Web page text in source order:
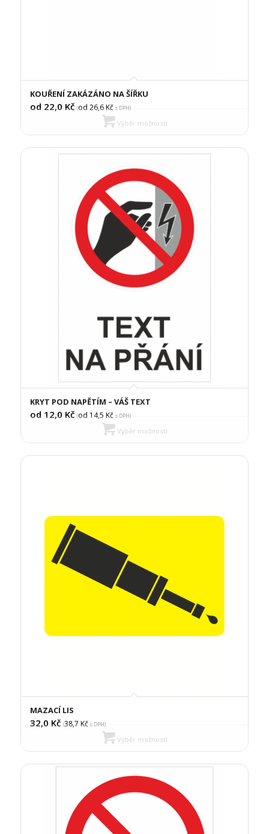
KOUŘENÍ ZAKÁZÁNO NA ŠÍŘKU
od 22,0 Kč (od 26,6Kčs DPH)
Výběr možností
KRYT POD NAPĚTÍM – VÁŠ TEXT
od 12,0 Kč (od 14,5 Kčs DPH)
Výběr možností
MAZACÍ LIS
32,0 Kč (38,7 Kčs DPH)
Výběr možností